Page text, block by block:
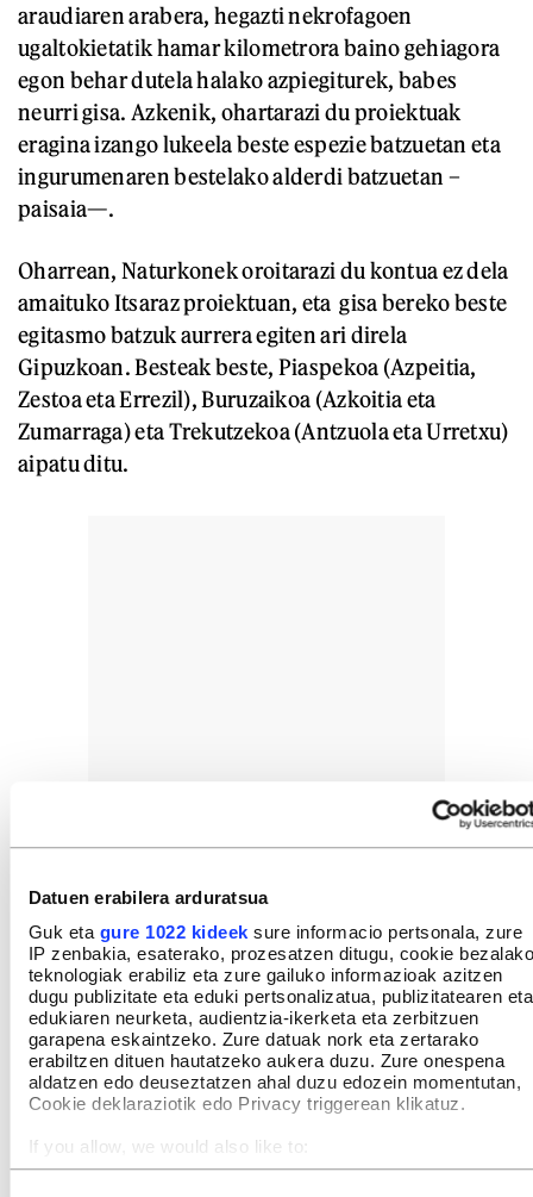
Datuen erabilera arduratsua
Guk eta gure 1022 kideek sure informacio pertsonala, zure
IP zenbakia, esaterako, prozesatzen ditugu, cookie bezalako
teknologiak erabiliz eta zure gailuko informazioak azitzen
dugu publizitate eta eduki pertsonalizatua, publizitatearen eta
edukiaren neurketa, audientzia-ikerketa eta zerbitzuen
garapena eskaintzeko. Zure datuak nork eta zertarako
erabiltzen dituen hautatzeko aukera duzu. Zure onespena
aldatzen edo deuseztatzen ahal duzu edozein momentutan,
Cookie deklaraziotik edo Privacy triggerean klikatuz.
If you allow, we would also like to:
Collect information about your geographical location
araudiaren arabera, hegazti nekrofagoen
ugaltokietatik hamar kilometrora baino gehiagora
egon behar dutela halako azpiegiturek, babes
neurri gisa. Azkenik, ohartarazi du proiektuak
eragina izango lukeela beste espezie batzuetan eta
ingurumenaren bestelako alderdi batzuetan –
paisaia—.
Oharrean, Naturkonek oroitarazi du kontua ez dela
amaituko Itsaraz proiektuan, eta gisa bereko beste
egitasmo batzuk aurrera egiten ari direla
Gipuzkoan. Besteak beste, Piaspekoa (Azpeitia,
Zestoa eta Errezil), Buruzaikoa (Azkoitia eta
Zumarraga) eta Trekutzekoa (Antzuola eta Urretxu)
aipatu ditu.